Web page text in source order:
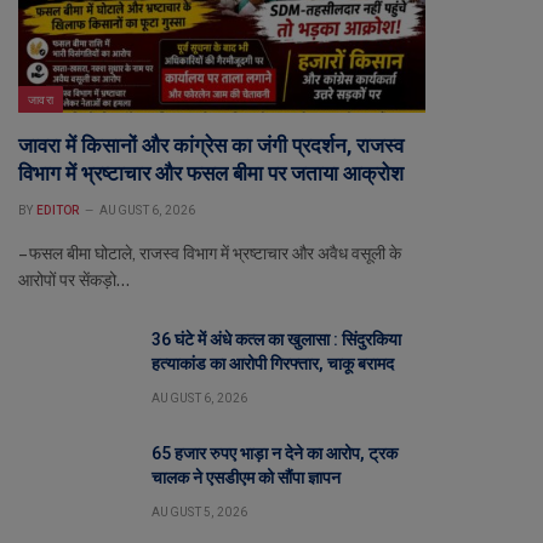
जावरा
जावरा में किसानों और कांग्रेस का जंगी प्रदर्शन, राजस्व
विभाग में भ्रष्टाचार और फसल बीमा पर जताया आक्रोश
BY EDITOR AUGUST 6, 2026
– फसल बीमा घोटाले, राजस्व विभाग में भ्रष्टाचार और अवैध वसूली के
आरोपों पर सेंकड़ो…
36 घंटे में अंधे कत्ल का खुलासा : सिंदुरकिया
हत्याकांड का आरोपी गिरफ्तार, चाकू बरामद
AUGUST 6, 2026
65 हजार रुपए भाड़ा न देने का आरोप, ट्रक
चालक ने एसडीएम को सौंपा ज्ञापन
AUGUST 5, 2026